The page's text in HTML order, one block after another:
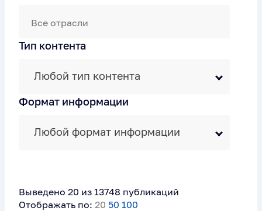
Тип контента
Любой тип контента
Формат информации
Любой формат информации
Выведено 20 из 13748 публикаций
Отображать по: 20 50 100